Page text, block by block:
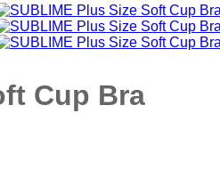
Cup Bra